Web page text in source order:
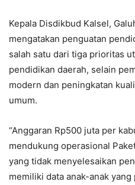
Kepala Disdikbud Kalsel,
mengatakan penguatan
salah satu dari tiga prioritas
pendidikan daerah, selain
modern dan peningkatan
umum.
“Anggaran Rp500 juta per
mendukung operasional
yang tidak menyelesaikan
memiliki data anak-anak